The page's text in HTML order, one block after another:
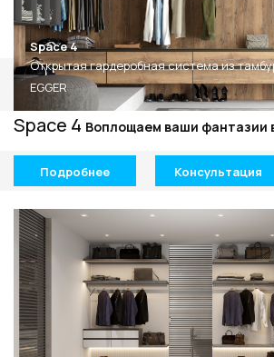
Space 4 Воплощаем ваши фантазии
Space 4
Открытая гардеробная система из
EGGER
Подробнее Консультация